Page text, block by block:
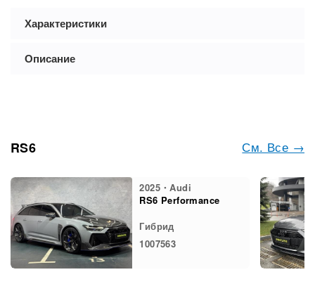
Характеристики
Описание
См. Все →
RS6
2025・Audi
RS6 Performance
Гибрид
1007563